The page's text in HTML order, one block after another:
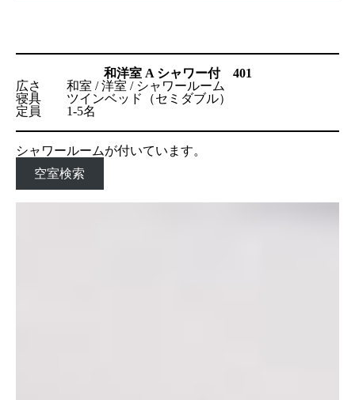
和洋室 A シャワー付 401
広さ 和室 / 洋室 / シャワールーム
寝具 ツインベッド（セミダブル）
定員 1-5名
シャワールームが付いています。
空室検索